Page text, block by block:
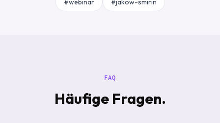
#webinar #jakow-smirin
FAQ
Häufige Fragen.